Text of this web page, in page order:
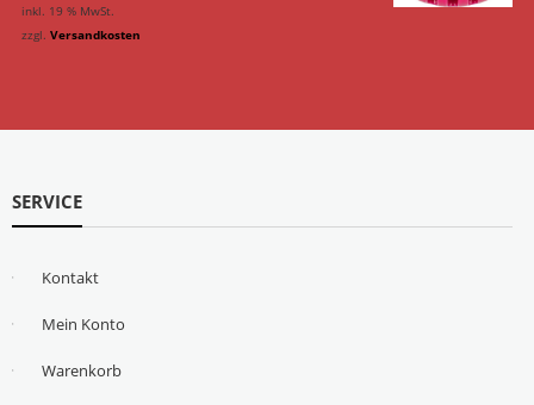
inkl. 19 % MwSt.
zzgl. Versandkosten
SERVICE
Kontakt
Mein Konto
Warenkorb